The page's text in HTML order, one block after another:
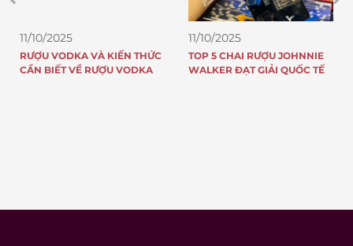
11/10/2025
RƯỢU VODKA VÀ KIẾN THỨC
CẦN BIẾT VỀ RƯỢU VODKA
11/10/2025
TOP 5 CHAI RƯỢU JOHNNIE
WALKER ĐẠT GIẢI QUỐC TẾ